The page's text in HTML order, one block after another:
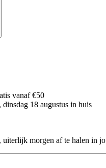
vanaf €50
dinsdag 18 augustus in huis
uiterlijk morgen af te halen in